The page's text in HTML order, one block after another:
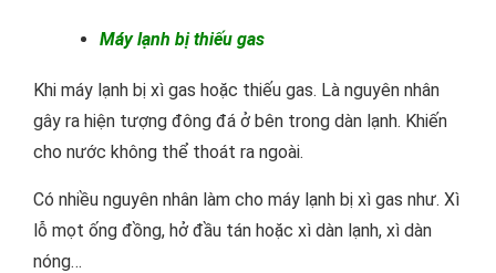
Máy lạnh bị thiếu gas
Khi máy lạnh bị xì gas hoặc thiếu gas. Là nguyên nhân
gây ra hiện tượng đông đá ở bên trong dàn lạnh. Khiến
cho nước không thể thoát ra ngoài.
Có nhiều nguyên nhân làm cho máy lạnh bị xì gas như. Xì
lỗ mọt ống đồng, hở đầu tán hoặc xì dàn lạnh, xì dàn
nóng…